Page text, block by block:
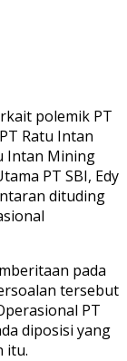
polemik PT
Ratu Intan
Intan Mining
PT SBI, Edy
dituding
pada
tersebut
PT
diposisi yang
itu.